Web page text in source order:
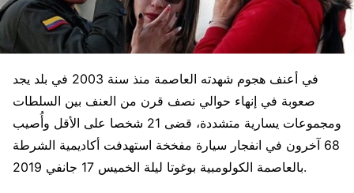
في أعنف هجوم شهدته العاصمة منذ سنة 2003 في بلد يجد
صعوبة في إنهاء حوالي نصف قرن من العنف بين السلطات
ومجموعات يسارية متشددة، قضى 21 شخصا على الأقل وأُصيب
68 آخرون في انفجار سيارة مفخخة استهدفت أكاديمية الشرطة
بالعاصمة الكولومبية بوغوتا ليلة الخميس 17 جانفي 2019.